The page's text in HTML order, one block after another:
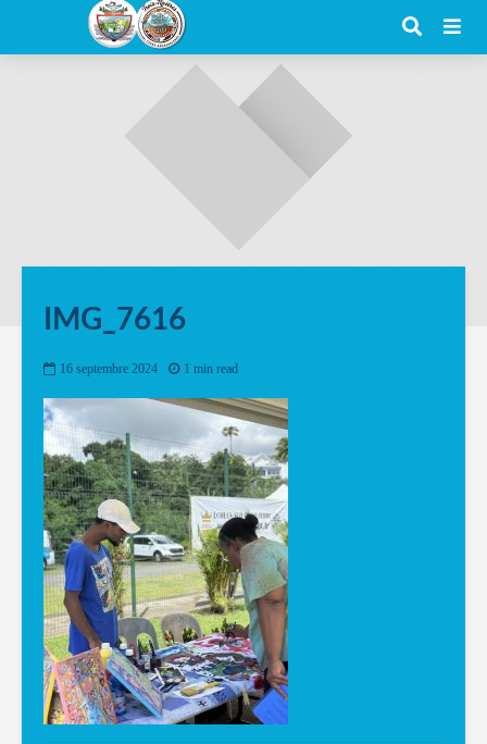
IMG_7616
16 septembre 2024 1 min read